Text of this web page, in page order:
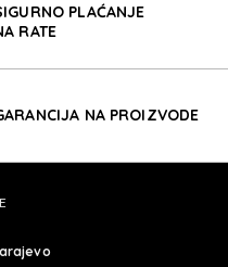
PLAĆANJE
RATE
NA PROIZVODE